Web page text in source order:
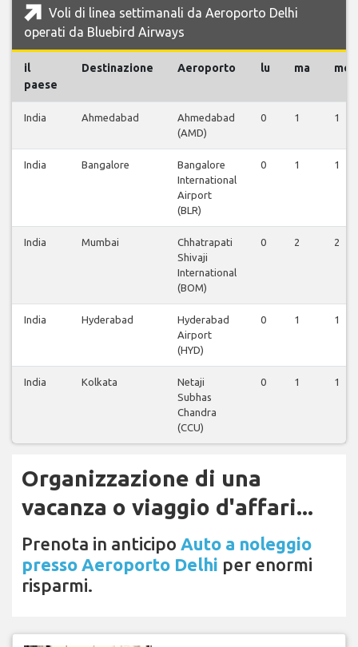
Voli di linea settimanali da Aeroporto Delhi
operati da Bluebird Airways
il
paese
Destinazione Aeroporto lu ma me
India Ahmedabad
Ahmedabad
(AMD)
0 1 1
India Bangalore
Bangalore
International
Airport
(BLR)
0 1 1
India Mumbai
Chhatrapati
Shivaji
International
(BOM)
0 2 2
India Hyderabad
Hyderabad
Airport
(HYD)
0 1 1
India Kolkata
Netaji
Subhas
Chandra
(CCU)
0 1 1
Organizzazione di una
vacanza o viaggio d'affari...
Prenota in anticipo Auto a noleggio
presso Aeroporto Delhi per enormi
risparmi.